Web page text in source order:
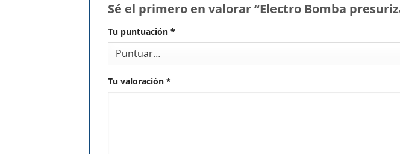
Sé el primero en valorar “Electro Bomba
Tu puntuación *
Tu valoración *